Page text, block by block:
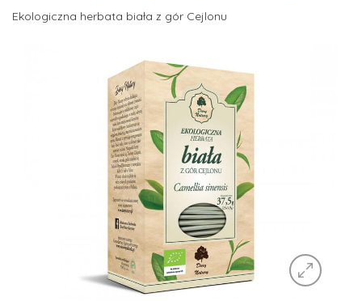
Ekologiczna herbata biała z gór Cejlonu